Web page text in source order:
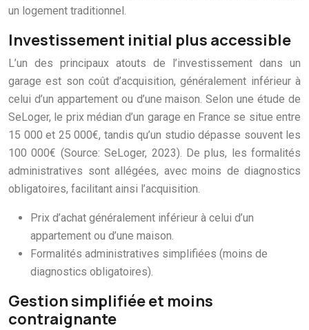
un logement traditionnel.
Investissement initial plus accessible
L’un des principaux atouts de l’investissement dans un
garage est son coût d’acquisition, généralement inférieur à
celui d’un appartement ou d’une maison. Selon une étude de
SeLoger, le prix médian d’un garage en France se situe entre
15 000 et 25 000€, tandis qu’un studio dépasse souvent les
100 000€ (Source: SeLoger, 2023). De plus, les formalités
administratives sont allégées, avec moins de diagnostics
obligatoires, facilitant ainsi l’acquisition.
Prix d’achat généralement inférieur à celui d’un
appartement ou d’une maison.
Formalités administratives simplifiées (moins de
diagnostics obligatoires).
Gestion simplifiée et moins
contraignante